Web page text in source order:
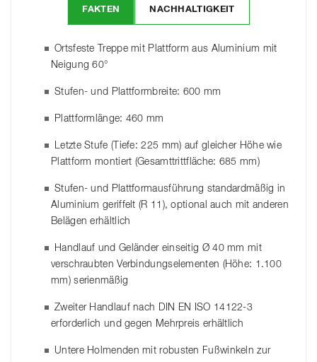
FAKTEN NACHHALTIGKEIT
Ortsfeste Treppe mit Plattform aus Aluminium mit
Neigung 60°
Stufen- und Plattformbreite: 600 mm
Plattformlänge: 460 mm
Letzte Stufe (Tiefe: 225 mm) auf gleicher Höhe wie
Plattform montiert (Gesamttrittfläche: 685 mm)
Stufen- und Plattformausführung standardmäßig in
Aluminium geriffelt (R 11), optional auch mit anderen
Belägen erhältlich
Handlauf und Geländer einseitig Ø 40 mm mit
verschraubten Verbindungselementen (Höhe: 1.100
mm) serienmäßig
Zweiter Handlauf nach DIN EN ISO 14122-3
erforderlich und gegen Mehrpreis erhältlich
Untere Holmenden mit robusten Fußwinkeln zur